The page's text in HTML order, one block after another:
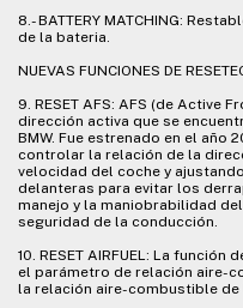
8.- BATTERY MATCHING:
de la bateria.
NUEVAS FUNCIONES DE
9. RESET AFS: AFS (de Active
dirección activa que se
BMW. Fue estrenado en el año
controlar la relación de la
velocidad del coche y
delanteras para evitar los
manejo y la maniobrabilidad
seguridad de la conducción.
10. RESET AIRFUEL: La
el parámetro de relación aire-
la relación aire-combustible